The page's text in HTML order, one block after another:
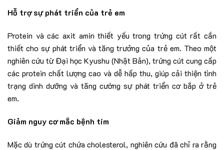
Hỗ trợ sự phát triển của trẻ em
Protein và các axit amin thiết yếu trong trứng cút rất cần
thiết cho sự phát triển và tăng trưởng của trẻ em. Theo một
nghiên cứu từ Đại học Kyushu (Nhật Bản), trứng cút cung cấp
các protein chất lượng cao và dễ hấp thu, giúp cải thiện tình
trạng dinh dưỡng và tăng cường sự phát triển cơ bắp ở trẻ
em.
Giảm nguy cơ mắc bệnh tim
Mặc dù trứng cút chứa cholesterol, nghiên cứu đã chỉ ra rằng